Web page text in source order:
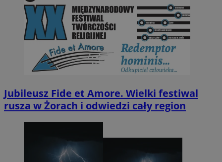
Jubileusz Fide et Amore. Wielki festiwal
rusza w Żorach i odwiedzi cały region